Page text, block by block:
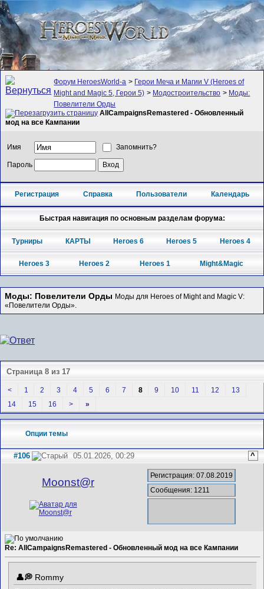
Форум HeroesWorld-а > Герои Меча и Магии V (Heroes of
Might and Magic 5, Герои 5) > Модостроительство > Моды:
Повелители Орды
AllCampaignsRemastered - Обновленный
мод на все Кампании
Имя Запомнить?
Пароль
Регистрация Справка Пользователи Календарь
Быстрая навигация по основным разделам форума:
Турниры КАРТЫ Heroes 6 Heroes 5 Heroes 4
Heroes 3 Heroes 2 Heroes 1 Might&Magic
Моды: Повелители Орды Моды для Heroes of Might and Magic V:
«Повелители Орды».
Страница 8 из 17
< 1 2 3 4 5 6 7 8 9 10 11 12
13
14
15 16 > »
Опции темы
#106 05.01.2026, 00:29 ^
Mооnst@r
Регистрация: 07.08.2019
Сообщения: 1211
Re: AllCampaignsRemastered - Обновленный мод на все Кампании
Rommy